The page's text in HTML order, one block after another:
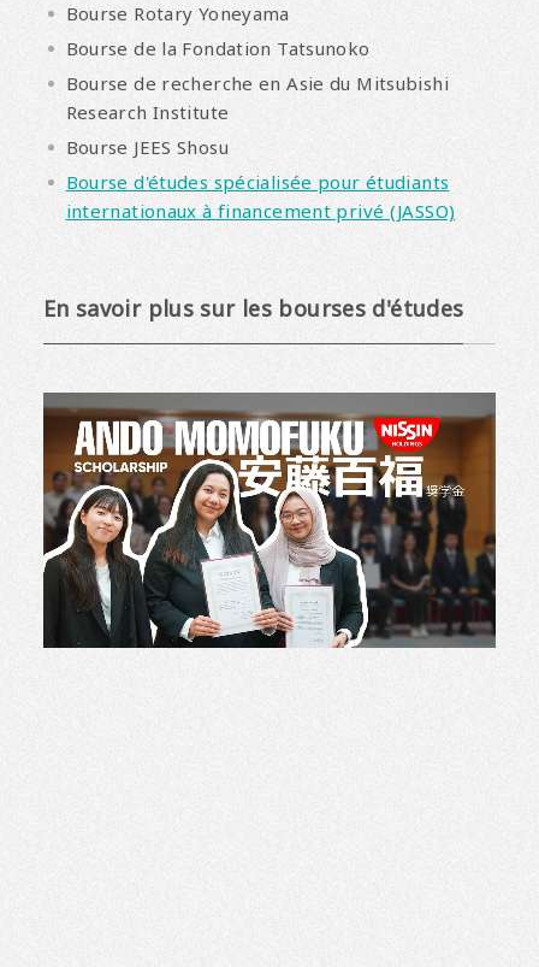
Bourse Rotary Yoneyama
Bourse de la Fondation Tatsunoko
Bourse de recherche en Asie du Mitsubishi
Research Institute
Bourse JEES Shosu
Bourse d'études spécialisée pour étudiants
internationaux à financement privé (JASSO)
En savoir plus sur les bourses d'études